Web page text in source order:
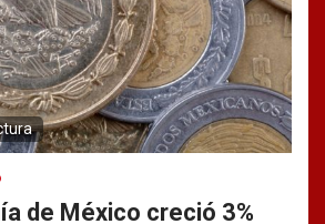
de México creció 3%